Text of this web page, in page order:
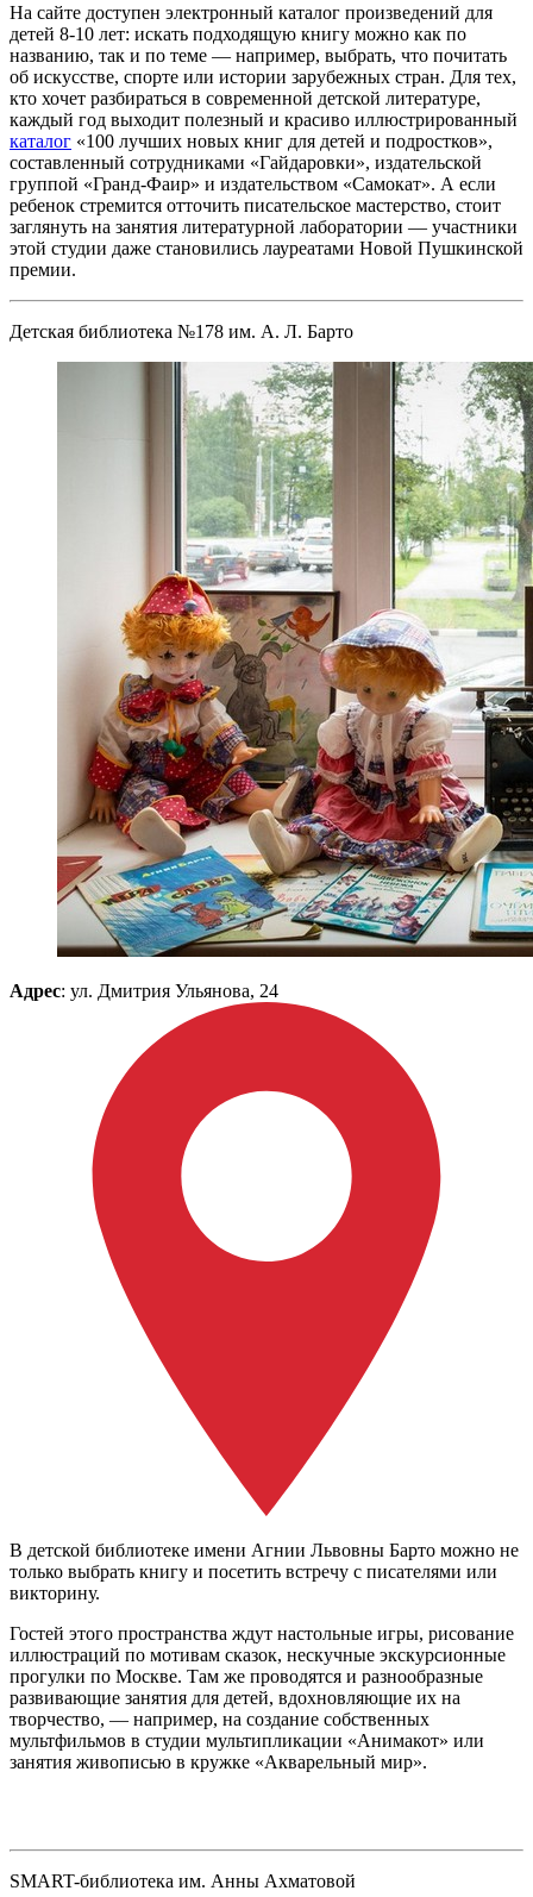
На сайте доступен электронный каталог произведений для
детей 8-10 лет: искать подходящую книгу можно как по
названию, так и по теме — например, выбрать, что почитать
об искусстве, спорте или истории зарубежных стран. Для тех,
кто хочет разбираться в современной детской литературе,
каждый год выходит полезный и красиво иллюстрированный
каталог «100 лучших новых книг для детей и подростков»,
составленный сотрудниками «Гайдаровки», издательской
группой «Гранд-Фаир» и издательством «Самокат». А если
ребенок стремится отточить писательское мастерство, стоит
заглянуть на занятия литературной лаборатории — участники
этой студии даже становились лауреатами Новой Пушкинской
премии.
Детская библиотека №178 им. А. Л. Барто
Адрес: ул. Дмитрия Ульянова, 24
В детской библиотеке имени Агнии Львовны Барто можно не
только выбрать книгу и посетить встречу с писателями или
викторину.
Гостей этого пространства ждут настольные игры, рисование
иллюстраций по мотивам сказок, нескучные экскурсионные
прогулки по Москве. Там же проводятся и разнообразные
развивающие занятия для детей, вдохновляющие их на
творчество, — например, на создание собственных
мультфильмов в студии мультипликации «Анимакот» или
занятия живописью в кружке «Акварельный мир».
SMART-библиотека им. Анны Ахматовой